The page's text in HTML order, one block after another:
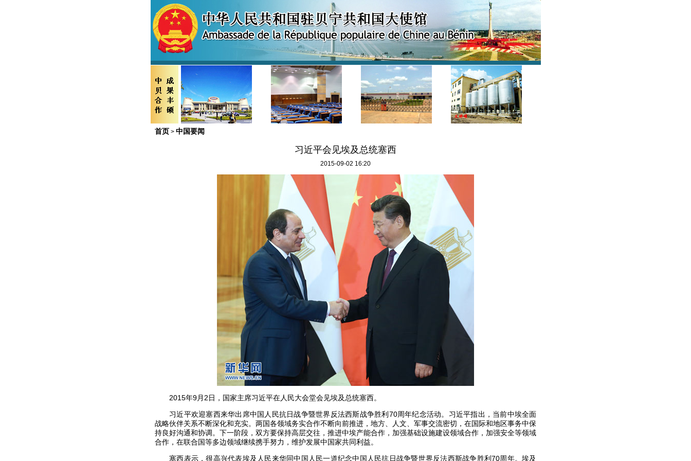
首页 > 中国要闻
习近平会见埃及总统塞西
2015-09-02 16:20
2015年9月2日，国家主席习近平在人民大会堂会见埃及总统塞西。
习近平欢迎塞西来华出席中国人民抗日战争暨世界反法西斯战争胜利70周年纪念活动。习近平指出，当前中埃全面
战略伙伴关系不断深化和充实。两国各领域务实合作不断向前推进，地方、人文、军事交流密切，在国际和地区事务中保
持良好沟通和协调。下一阶段，双方要保持高层交往，推进中埃产能合作，加强基础设施建设领域合作，加强安全等领域
合作，在联合国等多边领域继续携手努力，维护发展中国家共同利益。
塞西表示，很高兴代表埃及人民来华同中国人民一道纪念中国人民抗日战争暨世界反法西斯战争胜利70周年。埃及